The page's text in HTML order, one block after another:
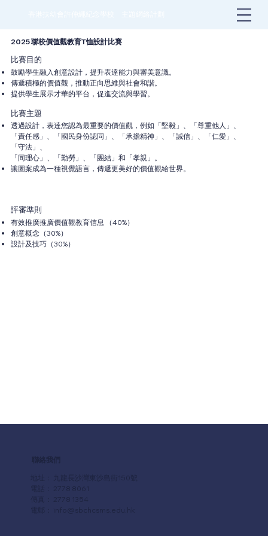
2025 聯校價值觀教育T恤設計比賽
比賽目的
鼓勵學生融入創意設計，提升表達能力與審美意識。
傳遞積極的價值觀，推動正向思維與社會和諧。
提供學生展示才華的平台，促進交流與學習。
比賽主題
透過設計，表達您認為最重要的價值觀，例如「堅毅」、「尊重他人」、
「責任感」、「國民身份認同」、「承擔精神」、「誠信」、「仁愛」、
「守法」、
「同理心」、「勤勞」、「團結」和「孝親」。
讓圖案成為一種視覺語言，傳遞更美好的價值觀給世界。
評審準則
有效推廣推廣價值觀教育信息 （40%）
創意概念（30%）
設計及技巧（30%）
聯絡我們
地址： 九龍長沙灣東沙島街150號
電話： 2778 8061
傳真： 2778 1354
info@sbchcsms.edu.hk